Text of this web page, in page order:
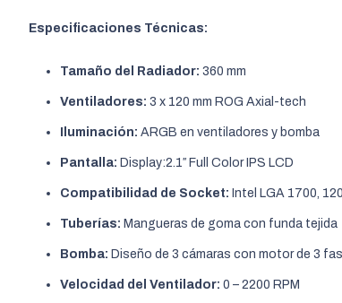
Especificaciones Técnicas:
Tamaño del Radiador: 360 mm
Ventiladores: 3 x 120 mm ROG Axial-tech
Iluminación: ARGB en ventiladores y bomba
Pantalla: Display:2.1″ Full Color IPS LCD
Compatibilidad de Socket: Intel LGA 1700,
Tuberías: Mangueras de goma con funda tejida
Bomba: Diseño de 3 cámaras con motor de 3
Velocidad del Ventilador: 0 – 2200 RPM